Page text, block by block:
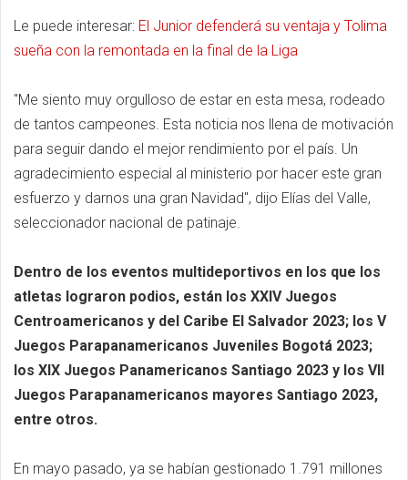
Le puede interesar: El Junior defenderá su ventaja y Tolima
sueña con la remontada en la final de la Liga
"Me siento muy orgulloso de estar en esta mesa, rodeado
de tantos campeones. Esta noticia nos llena de motivación
para seguir dando el mejor rendimiento por el país. Un
agradecimiento especial al ministerio por hacer este gran
esfuerzo y darnos una gran Navidad", dijo Elías del Valle,
seleccionador nacional de patinaje.
Dentro de los eventos multideportivos en los que los
atletas lograron podios, están los XXIV Juegos
Centroamericanos y del Caribe El Salvador 2023; los V
Juegos Parapanamericanos Juveniles Bogotá 2023;
los XIX Juegos Panamericanos Santiago 2023 y los VII
Juegos Parapanamericanos mayores Santiago 2023,
entre otros.
En mayo pasado, ya se habían gestionado 1.791 millones